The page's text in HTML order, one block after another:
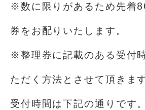
※数に限りがあるため先着
券をお配りいたします。
※整理券に記載のある受付
ただく方法とさせて頂きます
受付時間は下記の通りです。